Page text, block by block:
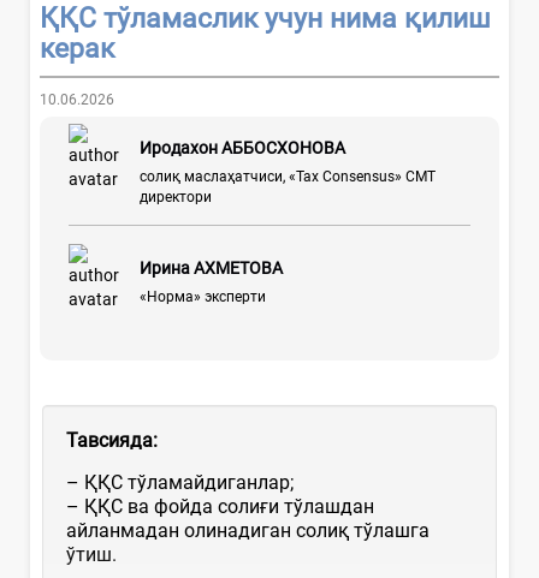
ҚҚС тўламаслик учун нима қилиш
керак
10.06.2026
Иродахон АББОСХОНОВА
солиқ маслаҳатчиси, «Tax Consensus» СМТ
директори
Ирина АХМЕТОВА
«Норма» эксперти
Тавсияда:
– ҚҚС тўламайдиганлар;
– ҚҚС ва фойда солиғи тўлашдан
айланмадан олинадиган солиқ тўлашга
ўтиш.